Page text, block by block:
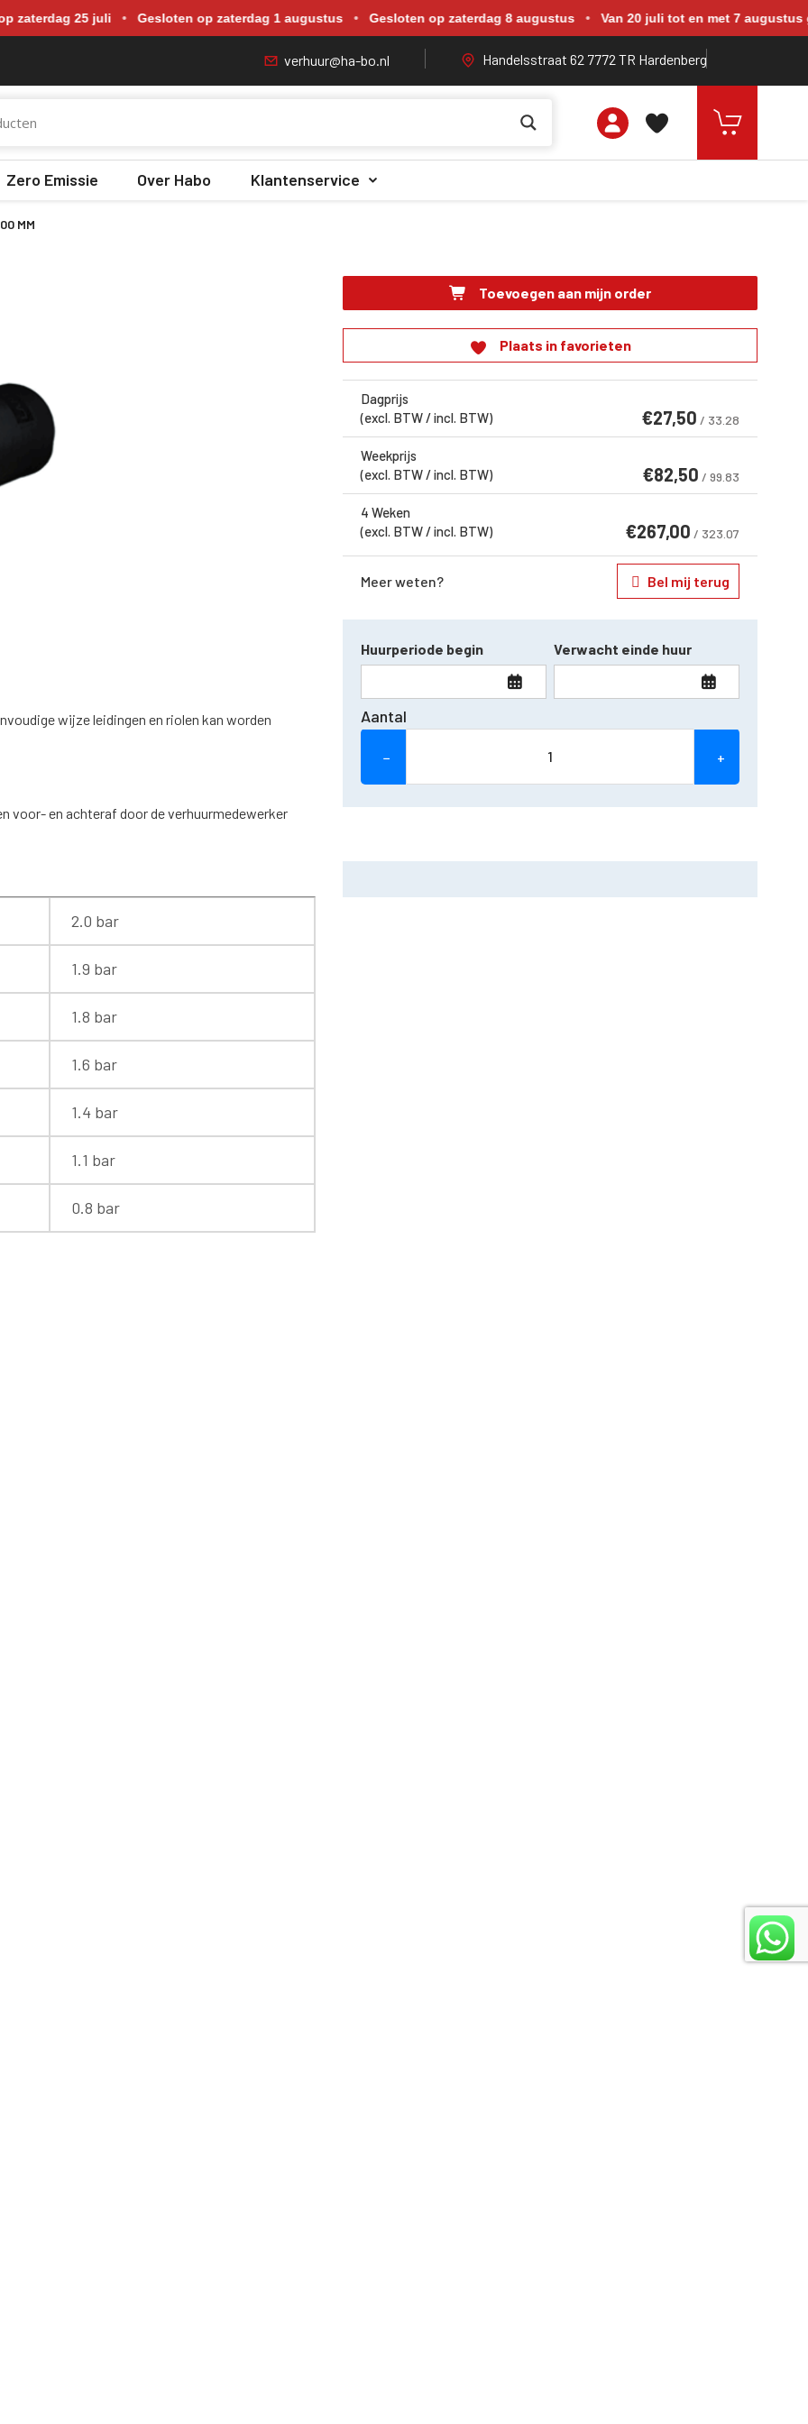
25 juli • Gesloten op zaterdag 1 augustus • Gesloten op zaterdag 8 augustus • Van 20 juli tot en met 7 augustus
verhuur@ha-bo.nl Handelsstraat 62 7772 TR Hardenberg
Zero Emissie Over Habo Klantenservice
MM
wijze leidingen en riolen kan worden
voor- en achteraf door de verhuurmedewerker
2.0 bar
1.9 bar
1.8 bar
1.6 bar
1.4 bar
1.1 bar
0.8 bar
Toevoegen aan mijn order
Plaats in favorieten
Dagprijs
(excl. BTW / incl. BTW)
€27,50 / 33.28
Weekprijs
(excl. BTW / incl. BTW)
€82,50 / 99.83
4 Weken
(excl. BTW / incl. BTW)
€267,00 / 323.07
Meer weten? Bel mij terug
Huurperiode begin Verwacht einde huur
Aantal
− +